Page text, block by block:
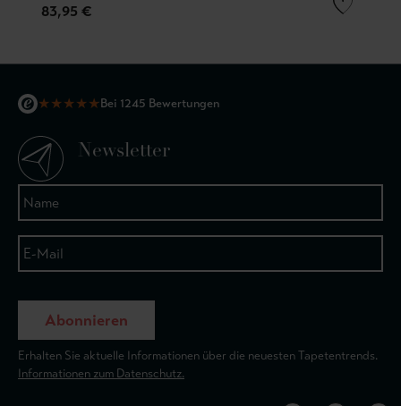
83,95 €
★★★★★Bei 1245 Bewertungen
Newsletter
Abonnieren
Erhalten Sie aktuelle Informationen über die neuesten Tapetentrends.
Informationen zum Datenschutz.